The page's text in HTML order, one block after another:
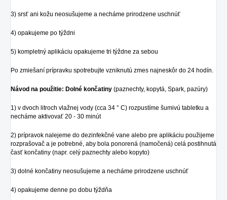
3) srsť ani kožu neosušujeme a necháme prirodzene uschnúť
4) opakujeme po týždni
5) kompletný aplikáciu opakujeme tri týždne za sebou
Po zmiešaní prípravku spotrebujte vzniknutú zmes najneskôr do 24 hodín.
Návod na použitie: Dolné končatiny (paznechty, kopytá, Spark, pazúry)
1) v dvoch litroch vlažnej vody (cca 34 ° C) rozpustíme šumivú tabletku a
necháme aktivovať 20 - 30 minút
2) prípravok nalejeme do dezinfekčné vane alebo pre aplikáciu použijeme
rozprašovač a je potrebné, aby bola ponorená (namočená) celá postihnutá
časť končatiny (napr. celý paznechty alebo kopyto)
3) dolné končatiny neosušujeme a necháme prirodzene uschnúť
4) opakujeme denne po dobu týždňa